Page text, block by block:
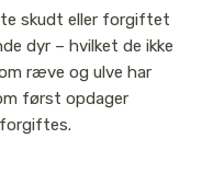
skudt eller forgiftet
dyr – hvilket de ikke
ræve og ulve har
først opdager